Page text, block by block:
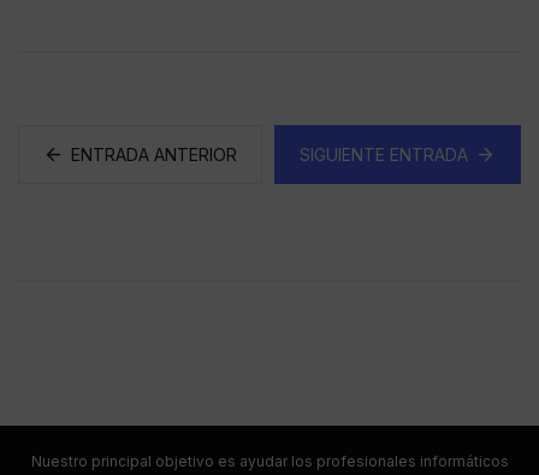
ENTRADA ANTERIOR SIGUIENTE ENTRADA
Nuestro principal objetivo es ayudar los profesionales informáticos